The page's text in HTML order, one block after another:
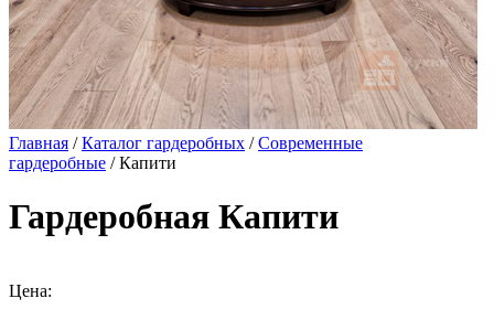
Главная /Каталог гардеробных /Современные
гардеробные / Капити
Гардеробная Капити
Цена: